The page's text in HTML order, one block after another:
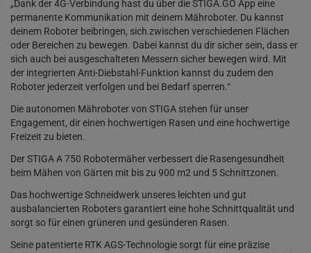
„Dank der 4G-Verbindung hast du über die STIGA.GO App eine
permanente Kommunikation mit deinem Mähroboter. Du kannst
deinem Roboter beibringen, sich zwischen verschiedenen Flächen
oder Bereichen zu bewegen. Dabei kannst du dir sicher sein, dass er
sich auch bei ausgeschalteten Messern sicher bewegen wird. Mit
der integrierten Anti-Diebstahl-Funktion kannst du zudem den
Roboter jederzeit verfolgen und bei Bedarf sperren.“
Die autonomen Mähroboter von STIGA stehen für unser
Engagement, dir einen hochwertigen Rasen und eine hochwertige
Freizeit zu bieten.
Der STIGA A 750 Robotermäher verbessert die Rasengesundheit
beim Mähen von Gärten mit bis zu 900 m2 und 5 Schnittzonen.
Das hochwertige Schneidwerk unseres leichten und gut
ausbalancierten Roboters garantiert eine hohe Schnittqualität und
sorgt so für einen grüneren und gesünderen Rasen.
Seine patentierte RTK AGS-Technologie sorgt für eine präzise